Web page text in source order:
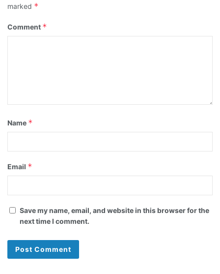
marked *
Comment *
Name *
Email *
Save my name, email, and website in this browser for the
next time I comment.